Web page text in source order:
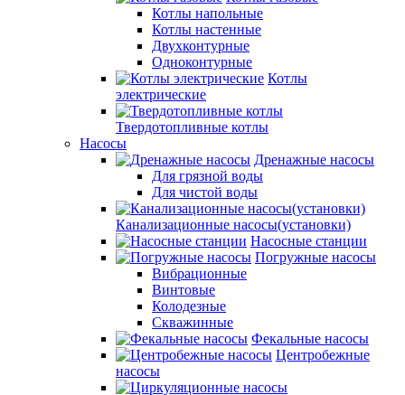
Котлы напольные
Котлы настенные
Двухконтурные
Одноконтурные
Котлы
электрические
Твердотопливные котлы
Насосы
Дренажные насосы
Для грязной воды
Для чистой воды
Канализационные насосы(установки)
Насосные станции
Погружные насосы
Вибрационные
Винтовые
Колодезные
Скважинные
Фекальные насосы
Центробежные
насосы